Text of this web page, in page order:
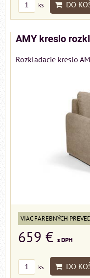
ks DO
AMY kreslo
Rozkladacie kreslo
VIAC FAREBNÝCH
659 € s DPH
ks DO